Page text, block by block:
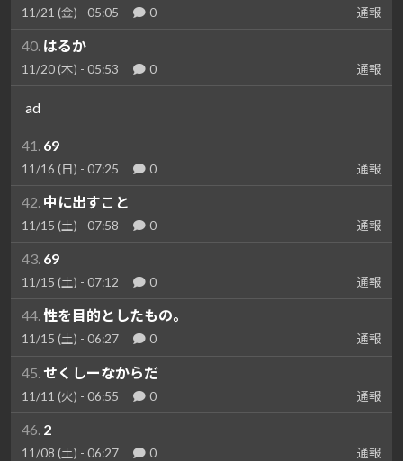
11/21 (金) - 05:05 0 通報
40. はるか
11/20 (木) - 05:53 0 通報
ad
41. 69
11/16 (日) - 07:25 0 通報
42. 中に出すこと
11/15 (土) - 07:58 0 通報
43. 69
11/15 (土) - 07:12 0 通報
44.性を目的としたもの。
11/15 (土) - 06:27 0 通報
45. せくしーなからだ
11/11 (火) - 06:55 0 通報
46. 2
11/08 (土) - 06:27 0 通報